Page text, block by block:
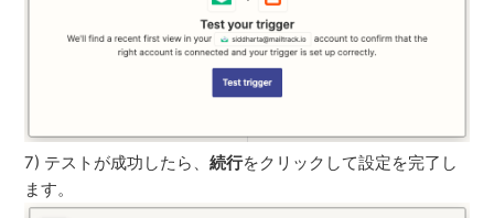
7) テストが成功したら、続行をクリックして設定を完了し
ます。